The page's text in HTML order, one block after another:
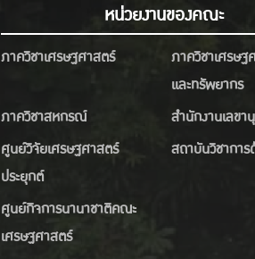
หน่วยงานของคณะ
ภาควิชาเศรษฐศาสตร์
ภาควิชาเศรษฐ
และทรัพยากร
ภาควิชาสหกรณ์
สำนักงานเลขา
ศูนย์วิจัยเศรษฐศาสตร์
ประยุกต์
สถาบันวิชากา
ศูนย์กิจการนานาชาติคณะ
เศรษฐศาสตร์